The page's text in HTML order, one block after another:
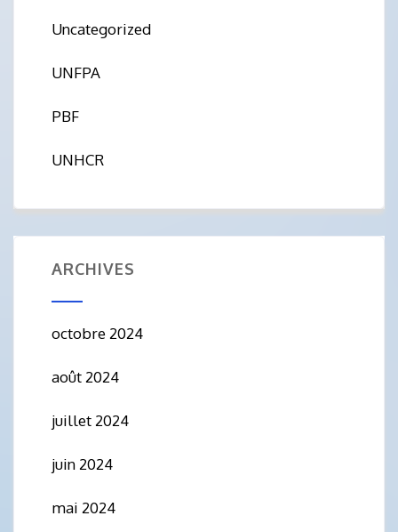
Uncategorized
UNFPA
PBF
UNHCR
ARCHIVES
octobre 2024
août 2024
juillet 2024
juin 2024
mai 2024